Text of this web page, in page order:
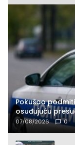
Pokušao
osuđujuću
07/08/2026 0